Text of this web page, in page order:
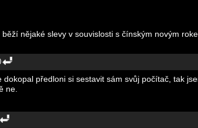
nějaké slevy v souvislosti s čínským novým
dokopal předloni si sestavit sám svůj počítač, tak
ne.